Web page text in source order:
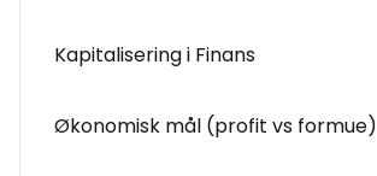
Kapitalisering i Finans
Økonomisk mål (profit vs formue)